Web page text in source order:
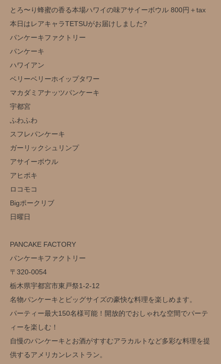
とろ〜り蜂蜜の香る本場ハワイの味アサイーボウル️ 800円＋tax
本日はレアキャラTETSUがお届けしました?
パンケーキファクトリー
パンケーキ
ハワイアン
ベリーベリーホイップタワー
マカダミアナッツパンケーキ
宇都宮
ふわふわ
スフレパンケーキ
ガーリックシュリンプ
アサイーボウル
アヒポキ
ロコモコ
Bigポークリブ
日曜日
PANCAKE FACTORY
パンケーキファクトリー
〒320-0054
栃木県宇都宮市東戸祭1-2-12
名物パンケーキとビッグサイズの豪快な料理を楽しめます。
パーティー最大150名様可能！開放的でおしゃれな空間でパーテ
ィーを楽しむ！
自慢のパンケーキとお酒がすすむアラカルトなど多彩な料理を提
供するアメリカンレストラン。